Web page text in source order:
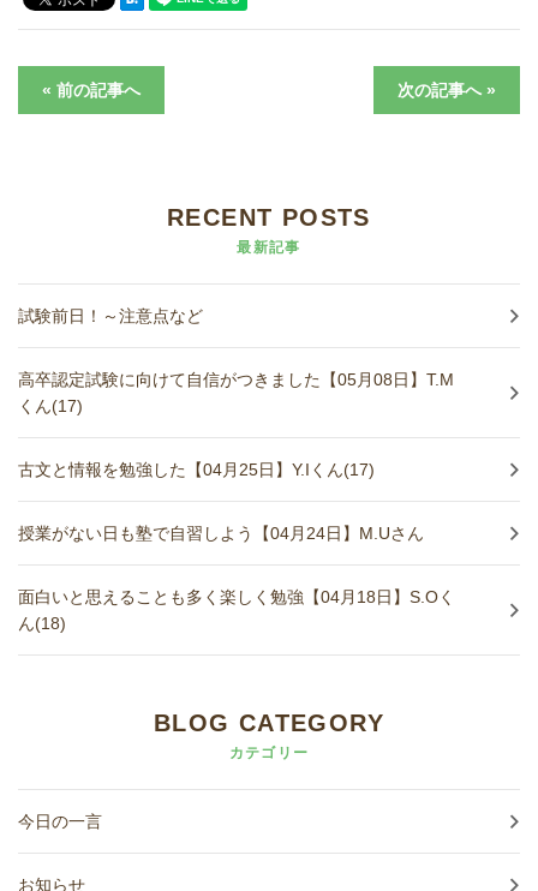
« 前の記事へ 次の記事へ »
RECENT POSTS
最新記事
試験前日！～注意点など
高卒認定試験に向けて自信がつきました【05月08日】T.M
くん(17)
古文と情報を勉強した【04月25日】Y.Iくん(17)
授業がない日も塾で自習しよう【04月24日】M.Uさん
面白いと思えることも多く楽しく勉強【04月18日】S.Oく
ん(18)
BLOG CATEGORY
カテゴリー
今日の一言
お知らせ